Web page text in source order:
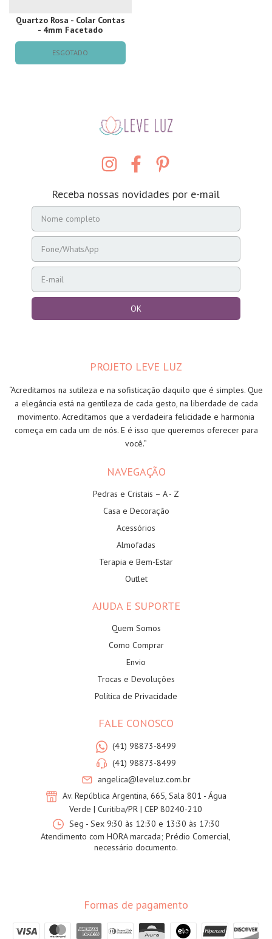
Quartzo Rosa - Colar Contas
- 4mm Facetado
ESGOTADO
Receba nossas novidades por e-mail
PROJETO LEVE LUZ
“Acreditamos na sutileza e na sofisticação daquilo que é simples. Que
a elegância está na gentileza de cada gesto, na liberdade de cada
movimento. Acreditamos que a verdadeira felicidade e harmonia
começa em cada um de nós. E é isso que queremos oferecer para
você.”
NAVEGAÇÃO
Pedras e Cristais – A - Z
Casa e Decoração
Acessórios
Almofadas
Terapia e Bem-Estar
Outlet
AJUDA E SUPORTE
Quem Somos
Como Comprar
Envio
Trocas e Devoluções
Política de Privacidade
FALE CONOSCO
(41) 98873-8499
(41) 98873-8499
angelica@leveluz.com.br
Av. República Argentina, 665, Sala 801 - Água
Verde | Curitiba/PR | CEP 80240-210
Seg - Sex 9:30 às 12:30 e 13:30 às 17:30
Atendimento com HORA marcada; Prédio Comercial,
necessário documento.
Formas de pagamento